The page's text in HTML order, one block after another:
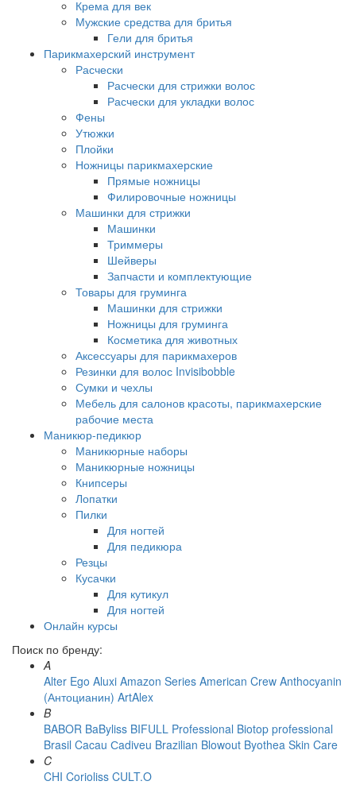
Крема для век
Мужские средства для бритья
Гели для бритья
Парикмахерский инструмент
Расчески
Расчески для стрижки волос
Расчески для укладки волос
Фены
Утюжки
Плойки
Ножницы парикмахерские
Прямые ножницы
Филировочные ножницы
Машинки для стрижки
Машинки
Триммеры
Шейверы
Запчасти и комплектующие
Товары для груминга
Машинки для стрижки
Ножницы для груминга
Косметика для животных
Аксессуары для парикмахеров
Резинки для волос Invisibobble
Сумки и чехлы
Мебель для салонов красоты, парикмахерские
рабочие места
Маникюр-педикюр
Маникюрные наборы
Маникюрные ножницы
Книпсеры
Лопатки
Пилки
Для ногтей
Для педикюра
Резцы
Кусачки
Для кутикул
Для ногтей
Онлайн курсы
Поиск по бренду:
A
Alter Ego Aluxi Amazon Series American Crew Anthocyanin
(Антоцианин) ArtAlex
B
BABOR BaByliss BIFULL Professional Biotop professional
Brasil Cacau Сadiveu Brazilian Blowout Byothea Skin Care
C
CHI Corioliss CULT.O